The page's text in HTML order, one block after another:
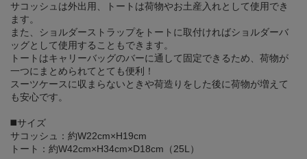
サコッシュは外出用、トートは荷物やお土産入れとして使用でき
ます。
また、ショルダーストラップをトートに取付ければショルダーバ
ッグとして使用することもできます。
トートはキャリーバッグのバーに通して固定できるため、荷物が
一つにまとめられてとても便利！
スーツケースに収まらないときや荷造りをした後に荷物が増えて
も安心です。
◼️サイズ
サコッシュ：約W22cm×H19cm
トート：約W42cm×H34cm×D18cm（25L）